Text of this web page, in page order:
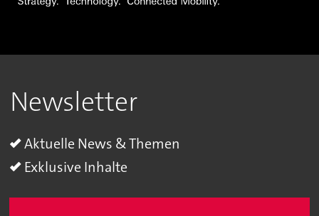
Newsletter
Aktuelle News & Themen
Exklusive Inhalte